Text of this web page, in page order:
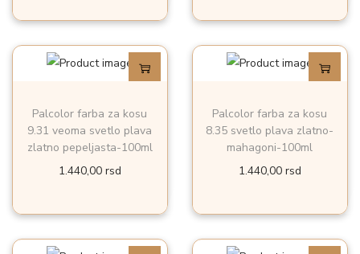
Palcolor farba za kosu
9.31 veoma svetlo plava
zlatno pepeljasta-100ml
1.440,00 rsd
Palcolor farba za kosu
8.35 svetlo plava zlatno-
mahagoni-100ml
1.440,00 rsd